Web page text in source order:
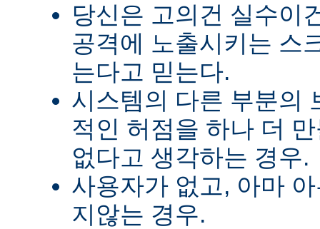
당신은 고의건 실수이
공격에 노출시키는 스
는다고 믿는다.
시스템의 다른 부분의
적인 허점을 하나 더
없다고 생각하는 경우.
사용자가 없고, 아마
지않는 경우.